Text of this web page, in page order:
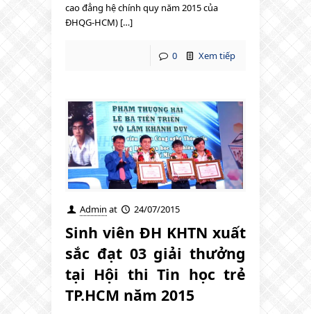
cao đẳng hệ chính quy năm 2015 của
ĐHQG-HCM) […]
0 Xem tiếp
Admin at 24/07/2015
Sinh viên ĐH KHTN xuất
sắc đạt 03 giải thưởng
tại Hội thi Tin học trẻ
TP.HCM năm 2015